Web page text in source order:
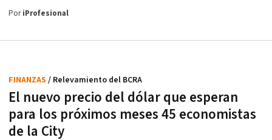
PoriProfesional
El nuevo precio del dólar que esperan
para los próximos meses 45 economistas
de la City
FINANZAS / Relevamiento del BCRA